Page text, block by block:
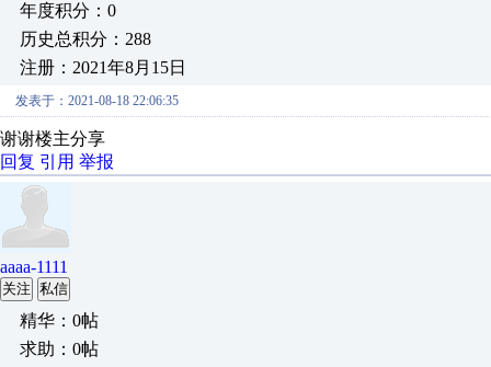
年度积分：0
历史总积分：288
注册：2021年8月15日
发表于：2021-08-18 22:06:35
谢谢楼主分享
回复 引用 举报
aaaa-1111
关注 私信
精华：0帖
求助：0帖